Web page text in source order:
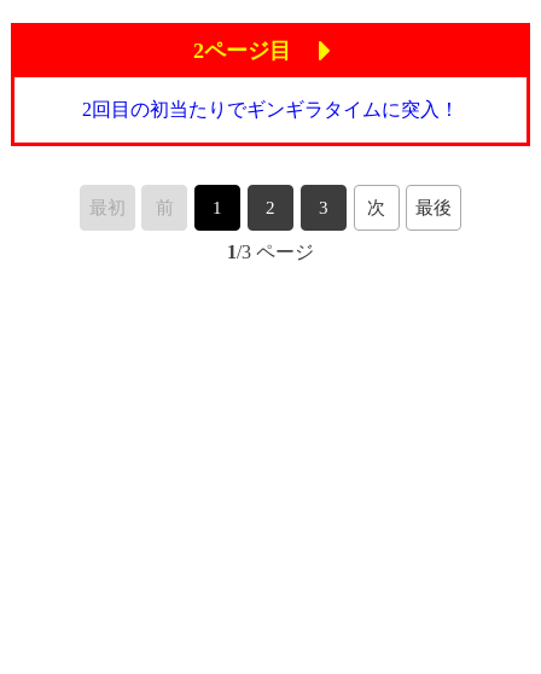
2ページ目
2回目の初当たりでギンギラタイムに突入！
最初 前 1 2 3 次 最後
1/3 ページ